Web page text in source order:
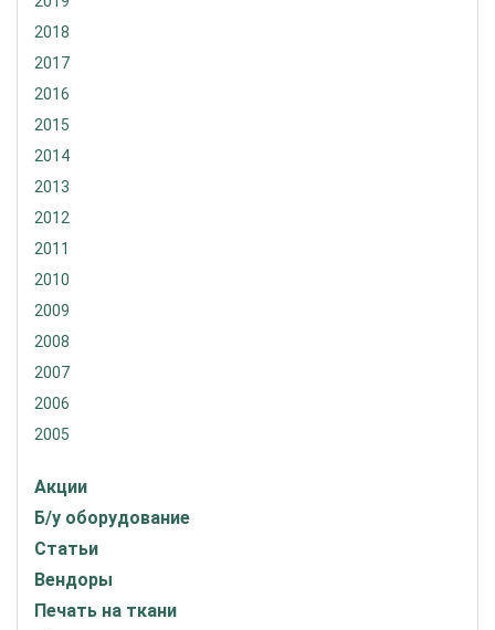
2018
2017
2016
2015
2014
2013
2012
2011
2010
2009
2008
2007
2006
2005
Акции
Б/у оборудование
Статьи
Вендоры
Печать на ткани